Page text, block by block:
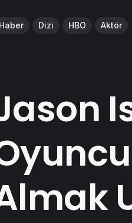
Haber Dizi HBO Aktör